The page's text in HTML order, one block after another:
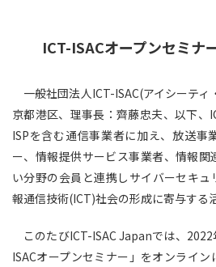
ICT-ISACオープンセミナ
一般社団法人ICT-ISAC(アイシーテ
京都港区、理事長：齊藤忠夫、以下、
ISPを含む通信事業者に加え、放送事
ー、情報提供サービス事業者、情報
い分野の会員と連携しサイバーセキ
報通信技術(ICT)社会の形成に寄与する
このたびICT-ISAC Japanでは、
ISACオープンセミナー」をオンライ